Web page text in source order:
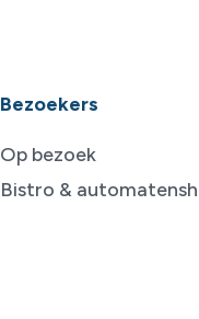
Bezoekers
Op bezoek
Bistro &